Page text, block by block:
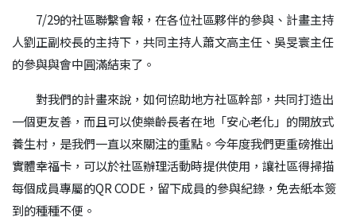
7/29的社區聯繫會報，在各位社區夥伴的參與、計畫主持
人劉正副校長的主持下，共同主持人蕭文高主任、吳旻寰主任
的參與與會中圓滿結束了。
對我們的計畫來說，如何協助地方社區幹部，共同打造出
一個更友善，而且可以使樂齡長者在地「安心老化」的開放式
養生村，是我們一直以來關注的重點。今年度我們更重磅推出
實體幸福卡，可以於社區辦理活動時提供使用，讓社區得掃描
每個成員專屬的QR CODE，留下成員的參與紀錄，免去紙本簽
到的種種不便。